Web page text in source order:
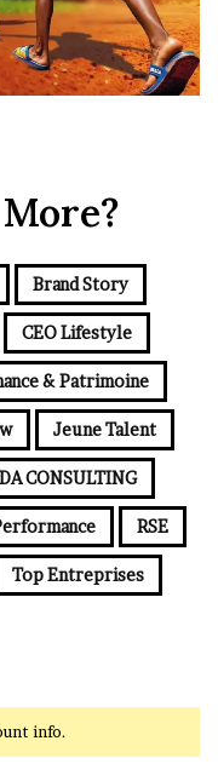
Brand Story
CEO Lifestyle
& Patrimoine
Jeune Talent
CONSULTING
RSE
Top Entreprises
info.